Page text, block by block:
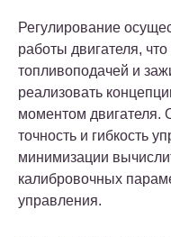
Регулирование
работы двигателя,
топливоподачей и
реализовать
моментом двигателя.
точность и гибкость
минимизации
калибровочных
управления.